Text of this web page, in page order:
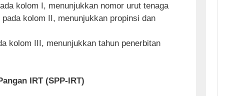
kolom I, menunjukkan nomor urut tenaga
kolom II, menunjukkan propinsi dan
kolom III, menunjukkan tahun penerbitan
IRT (SPP-IRT)